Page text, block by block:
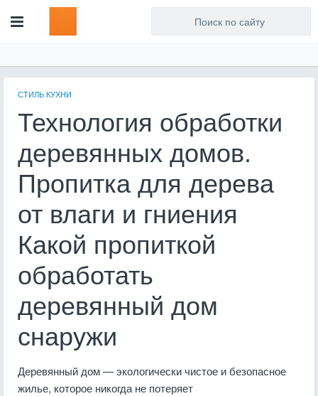
СТИЛЬ КУХНИ
Технология обработки
деревянных домов.
Пропитка для дерева
от влаги и гниения
Какой пропиткой
обработать
деревянный дом
снаружи
Деревянный дом — экологически чистое и безопасное
жилье, которое никогда не потеряет
Для любых предложений по
сайту: artist71@cp9.ru